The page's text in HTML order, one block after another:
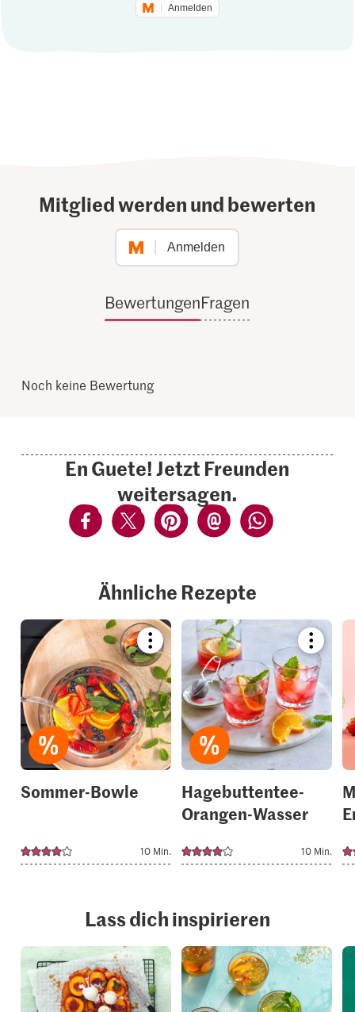
Anmelden
Mitglied werden und bewerten
Anmelden
BewertungenFragen
Noch keine Bewertung
En Guete! Jetzt Freunden
weitersagen.
Ähnliche Rezepte
Bookmark
recipe
or
add
it
to
your
collections.
Sommer-Bowle
10 Min.
recipe
or
add
it
to
your
Hagebuttentee-
Orangen-Wasser
10 Min.
Lass dich inspirieren